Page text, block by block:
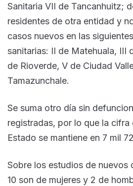
Sanitaria VII de Tancanhuitz;
residentes de otra entidad y
casos nuevos en las
sanitarias: II de Matehuala, III
de Rioverde, V de Ciudad
Tamazunchale.
Se suma otro día sin
registradas, por lo que la cifra
Estado se mantiene en 7 mil
Sobre los estudios de nuevos
10 son de mujeres y 2 de